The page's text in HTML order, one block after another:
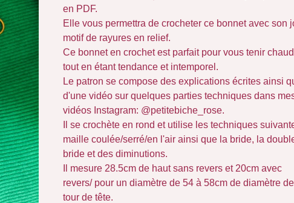
en PDF.
Elle vous permettra de crocheter ce bonnet avec son
motif de rayures en relief.
Ce bonnet en crochet est parfait pour vous tenir chaud
tout en étant tendance et intemporel.
Le patron se compose des explications écrites ainsi
d'une vidéo sur quelques parties techniques dans
vidéos Instagram: @petitebiche_rose.
Il se crochète en rond et utilise les techniques
maille coulée/serré/en l'air ainsi que la bride, la
bride et des diminutions.
Il mesure 28.5cm de haut sans revers et 20cm avec
revers/ pour un diamètre de 54 à 58cm de diamètre de
tour de tête.